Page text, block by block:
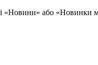
«Новини» або «Новинки